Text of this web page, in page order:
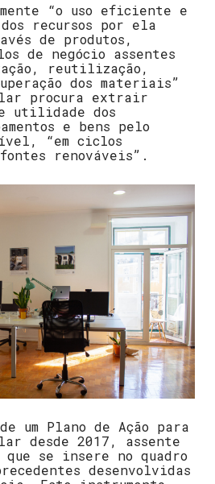
“o uso eficiente e
recursos por ela
de produtos,
de negócio assentes
reutilização,
dos materiais”
procura extrair
utilidade dos
e bens pelo
“em ciclos
renováveis”.
um Plano de Ação para
desde 2017, assente
se insere no quadro
desenvolvidas